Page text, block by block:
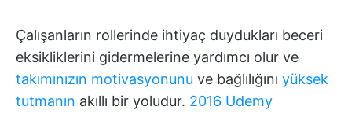
Çalışanların rollerinde ihtiyaç duydukları beceri
eksikliklerini gidermelerine yardımcı olur ve
takımınızın motivasyonunu ve bağlılığını yüksek
tutmanın akıllı bir yoludur. 2016 Udemy